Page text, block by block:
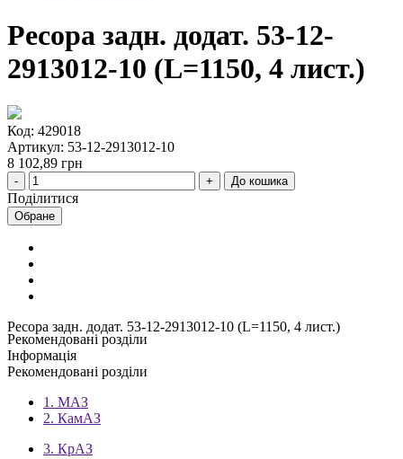
Ресора задн. додат. 53-12-
2913012-10 (L=1150, 4 лист.)
Код: 429018
Артикул: 53-12-2913012-10
8 102,89 грн
До кошика
Поділитися
Обране
Ресора задн. додат. 53-12-2913012-10 (L=1150, 4 лист.)
Рекомендовані розділи
Інформація
Рекомендовані розділи
1. МАЗ
2. КамАЗ
3. КрАЗ